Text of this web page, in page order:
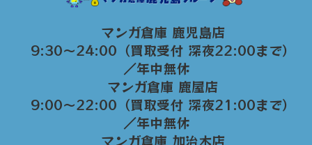
マンガ倉庫 鹿児島店
9:30～24:00（買取受付 深夜22:00まで）
／年中無休
マンガ倉庫 鹿屋店
9:00～22:00（買取受付 深夜21:00まで）
／年中無休
マンガ倉庫 加治木店